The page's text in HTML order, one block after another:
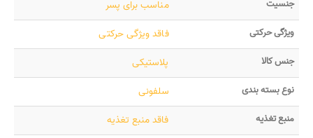
جنسیت مناسب برای پسر
ویژگی حرکتی فاقد ویژگی حرکتی
جنس کالا پلاستیکی
نوع بسته بندی سلفونی
منبع تغذیه فاقد منبع تغذیه